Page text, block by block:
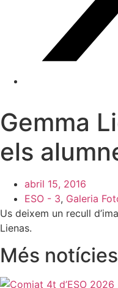
Gemma
els
abril 15, 2016
ESO - 3, Galeria
Us deixem un recull
Lienas.
Més notícies